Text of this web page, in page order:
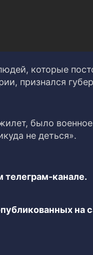
которые
признался
было
не деться».
канале.
на